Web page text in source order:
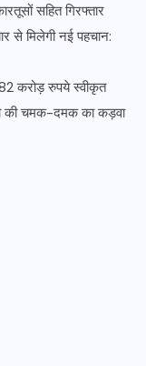
सहित गिरफ्तार
से मिलेगी नई पहचान:
करोड़ रुपये स्वीकृत
की चमक-दमक का कड़वा